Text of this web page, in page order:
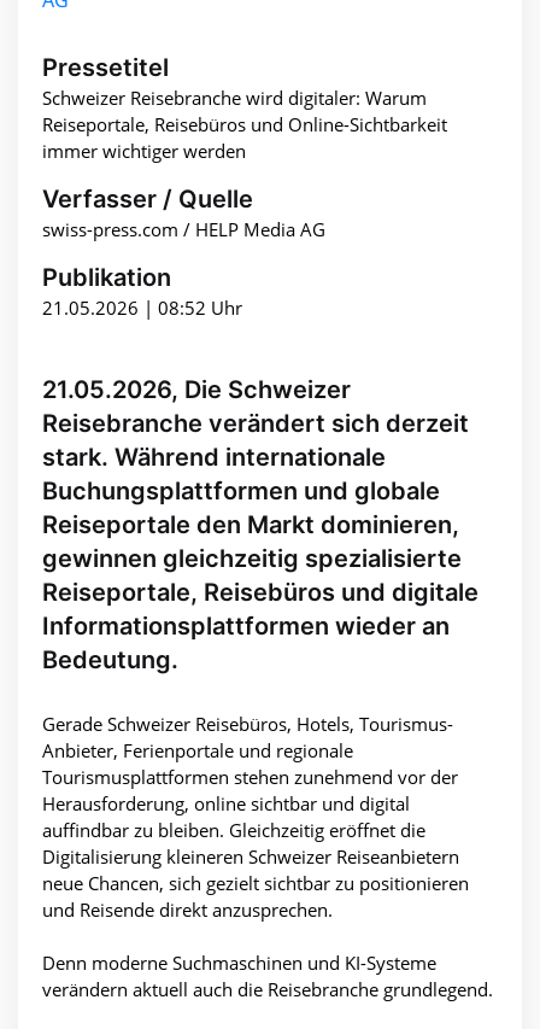
Pressetitel
Schweizer Reisebranche wird digitaler: Warum
Reiseportale, Reisebüros und Online-Sichtbarkeit
immer wichtiger werden
Verfasser / Quelle
swiss-press.com / HELP Media AG
Publikation
21.05.2026 | 08:52 Uhr
21.05.2026, Die Schweizer
Reisebranche verändert sich derzeit
stark. Während internationale
Buchungsplattformen und globale
Reiseportale den Markt dominieren,
gewinnen gleichzeitig spezialisierte
Reiseportale, Reisebüros und digitale
Informationsplattformen wieder an
Bedeutung.
Gerade Schweizer Reisebüros, Hotels, Tourismus-
Anbieter, Ferienportale und regionale
Tourismusplattformen stehen zunehmend vor der
Herausforderung, online sichtbar und digital
auffindbar zu bleiben. Gleichzeitig eröffnet die
Digitalisierung kleineren Schweizer Reiseanbietern
neue Chancen, sich gezielt sichtbar zu positionieren
und Reisende direkt anzusprechen.
Denn moderne Suchmaschinen und KI-Systeme
verändern aktuell auch die Reisebranche grundlegend.